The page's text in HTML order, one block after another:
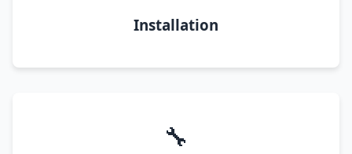
Installation
🔧